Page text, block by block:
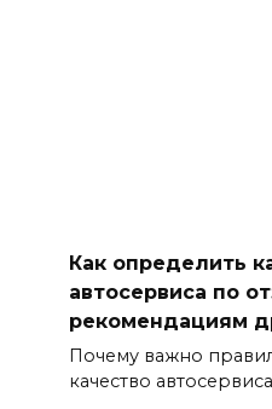
Как определить
автосервиса по
рекомендациям
Почему важно
качество автосервиса